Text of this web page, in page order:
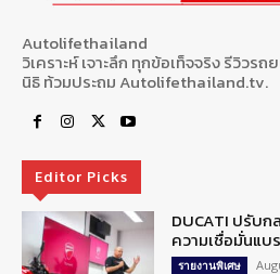
Autolifethailand
วิเคราะห์ เจาะลึก ทุกข้อเท็จจริง รีวิว
นิธิ ท้วมประถม Autolifethailand.tv.
Editor Picks
DUCATI ปรับ
ความเชื่อมั่นแบ
รายงานพิเศษ